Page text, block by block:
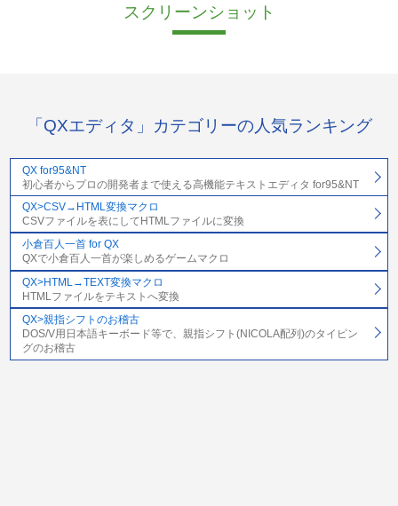
スクリーンショット
「QXエディタ」カテゴリーの人気ランキング
QX for95&NT
初心者からプロの開発者まで使える高機能テキストエディタ for95&NT
QX>CSV→HTML変換マクロ
CSVファイルを表にしてHTMLファイルに変換
小倉百人一首 for QX
QXで小倉百人一首が楽しめるゲームマクロ
QX>HTML→TEXT変換マクロ
HTMLファイルをテキストへ変換
QX>親指シフトのお稽古
DOS/V用日本語キーボード等で、親指シフト(NICOLA配列)のタイピン
グのお稽古